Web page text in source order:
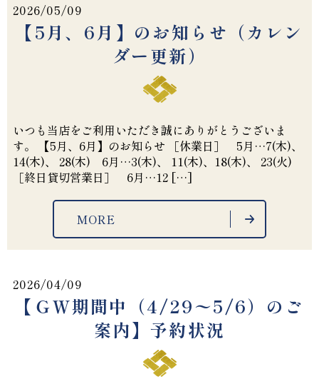
2026/05/09
【5月、6月】のお知らせ（カレン
ダー更新）
いつも当店をご利用いただき誠にありがとうございま
す。 【5月、6月】のお知らせ ［休業日］ 5月…7(木)、
14(木)、 28(木) 6月…3(木)、 11(木)、18(木)、 23(火)
［終日貸切営業日］ 6月…12 […]
MORE
2026/04/09
【ＧＷ期間中（4/29〜5/6）のご
案内】予約状況